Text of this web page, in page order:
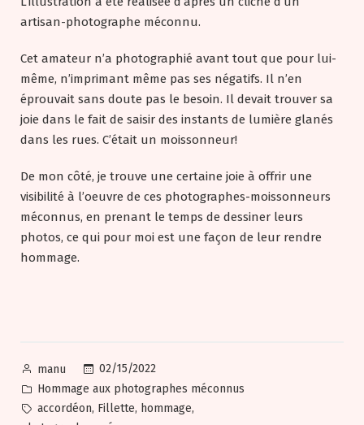
artisan-photographe méconnu.
Cet amateur n’a photographié avant tout que pour lui-
même, n’imprimant même pas ses négatifs. Il n’en
éprouvait sans doute pas le besoin. Il devait trouver sa
joie dans le fait de saisir des instants de lumière glanés
dans les rues. C’était un moissonneur!
De mon côté, je trouve une certaine joie à offrir une
visibilité à l’oeuvre de ces photographes-moissonneurs
méconnus, en prenant le temps de dessiner leurs
photos, ce qui pour moi est une façon de leur rendre
hommage.
Posted
by
manu
02/15/2022
Posted
in
Hommage aux photographes méconnus
Tags:
accordéon, Fillette, hommage,